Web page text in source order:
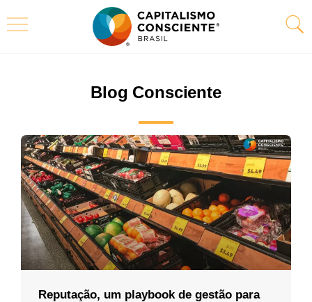
Blog Consciente
Reputação, um playbook de gestão para